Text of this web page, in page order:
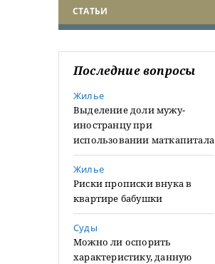
СТАТЬИ
Последние вопросы
Жилье
Выделение доли мужу-
иностранцу при
использовании маткапитала
Жилье
Риски прописки внука в
квартире бабушки
Суды
Можно ли оспорить
характеристику, данную